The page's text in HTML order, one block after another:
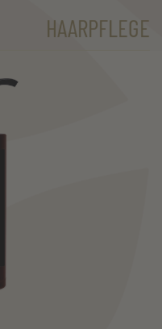
HAARPFLEGE